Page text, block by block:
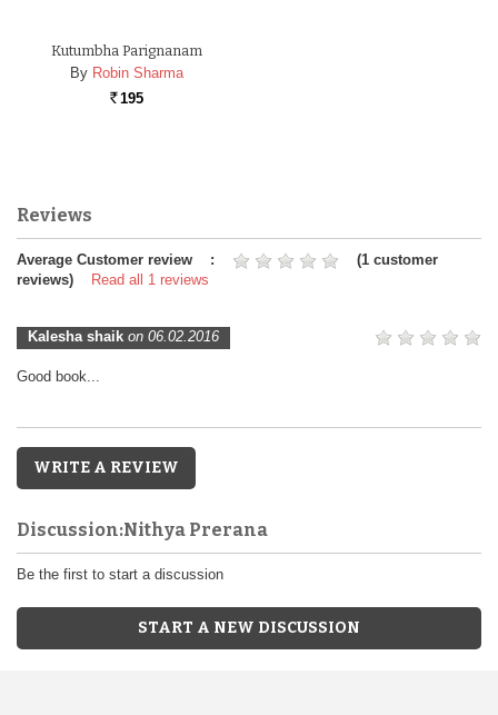
Kutumbha Parignanam
By Robin Sharma
Rs. 195
Reviews
Average Customer review :
(1 customer
reviews)
Read all 1 reviews
Kalesha shaik on 06.02.2016
Good book...
WRITE A REVIEW
Discussion:Nithya Prerana
Be the first to start a discussion
START A NEW DISCUSSION